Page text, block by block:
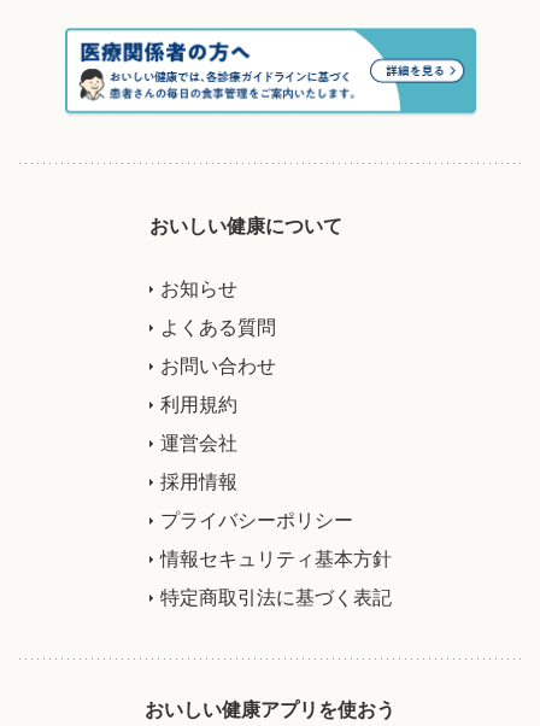
おいしい健康について
お知らせ
よくある質問
お問い合わせ
利用規約
運営会社
採用情報
プライバシーポリシー
情報セキュリティ基本方針
特定商取引法に基づく表記
おいしい健康アプリを使おう